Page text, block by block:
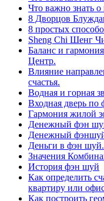
Что важно знать о
8 Дворцов
8 простых
Sheng Chi Шенг
Баланс и
Центр.
Влияние
счастья.
Водная и горная
Входная дверь по
Гармония жилой
Денежный фэн
Денежный
Деньги в фэн
Значения
История фэн шуй
Как определить
квартиру или
Как построить